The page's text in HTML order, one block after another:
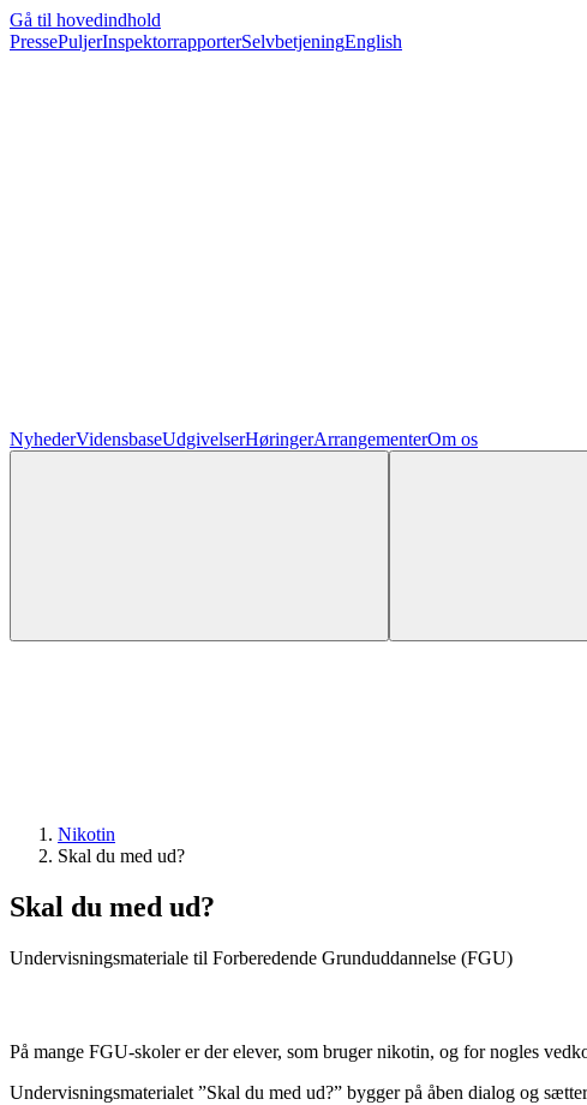
Gå til hovedindhold
PressePuljerInspektorrapporterSelvbetjeningEnglish
NyhederVidensbaseUdgivelserHøringerArrangementerOm os
Nikotin
Skal du med ud?
Skal du med ud?
Undervisningsmateriale til Forberedende Grunduddannelse (FGU)
På mange FGU-skoler er der elever, som bruger nikotin, og for nogles
Undervisningsmaterialet ”Skal du med ud?” bygger på åben dialog og